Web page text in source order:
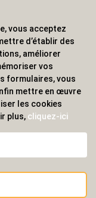
Boisson
Textile &
Casquette
Accessoires de
pour les
une
vous acceptez
d’établir des
améliorer
vos
formulaires, vous
mettre en œuvre
les cookies
plus, cliquez-ici